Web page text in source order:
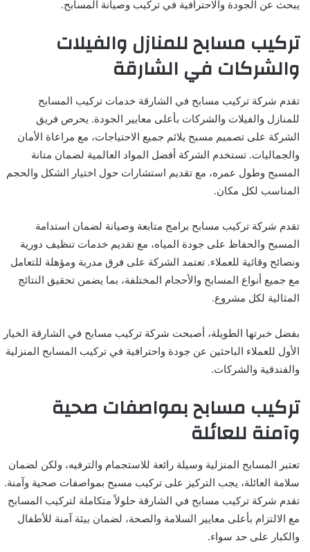
يبحث عن الجودة والاحترافية في تركيب وصيانة المسابح.
تركيب مسابح للمنازل والفيلات
والشركات في الشارقة
تقدم شركة تركيب مسابح في الشارقة خدمات تركيب المسابح
للمنازل والفيلات والشركات بأعلى معايير الجودة. يحرص فريق
الشركة على تصميم مسبح يلائم جميع الاحتياجات، مع مراعاة الأمان
والجماليات. تستخدم الشركة أفضل المواد العالمية لضمان متانة
المسبح وطول عمره، مع تقديم استشارات حول اختيار الشكل والحجم
المناسب لكل مكان.
تقدم شركة تركيب مسابح برامج متابعة وصيانة لضمان استدامة
المسبح والحفاظ على جودة المياه، مع تقديم خدمات تنظيف دورية
ونصائح وقائية للعملاء. تعتمد الشركة على فرق مدربة ومؤهلة للتعامل
مع جميع أنواع المسابح والأحجام المختلفة، بما يضمن تحقيق النتائج
المثالية لكل مشروع.
بفضل خبرتها الطويلة، أصبحت شركة تركيب مسابح في الشارقة الخيار
الأول للعملاء الباحثين عن جودة واحترافية في تركيب المسابح المنزلية
والفندقية والشركات.
تركيب مسابح بمواصفات صحية
وآمنة للعائلة
تعتبر المسابح المنزلية وسيلة رائعة للاستجمام والترفيه، ولكن لضمان
سلامة العائلة، يجب التركيز على تركيب مسبح بمواصفات صحية وآمنة.
تقدم شركة تركيب مسابح في الشارقة حلولاً متكاملة لتركيب المسابح
مع الالتزام بأعلى معايير السلامة والصحة، لضمان بيئة آمنة للأطفال
والكبار على حد سواء.